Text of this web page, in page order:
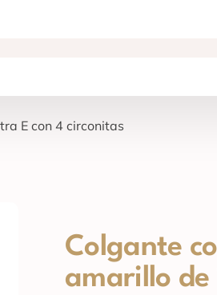
E con 4 circonitas
Colgante
amarillo de